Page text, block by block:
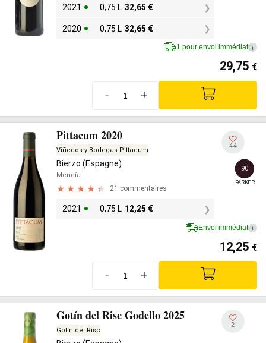
2021 0,75 L 32,65 €
2020 0,75 L 32,65 €
1 pour envoi immédiat i
29,75 €
- +
Pittacum 2020
Viñedos y Bodegas Pittacum
Bierzo (Espagne)
Mencía
21 commentaires
2021 0,75 L 12,25 €
44
90
PARKER
Envoi immédiat i
12,25 €
- +
Gotín del Risc Godello 2025
Gotín del Risc
2